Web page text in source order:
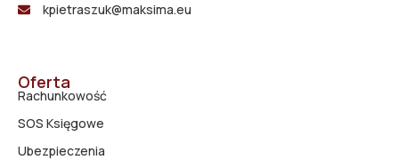
kpietraszuk@maksima.eu
Oferta
Rachunkowość
SOS Księgowe
Ubezpieczenia